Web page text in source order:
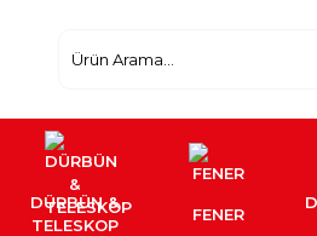
DÜRBÜN &
TELESKOP
FENER